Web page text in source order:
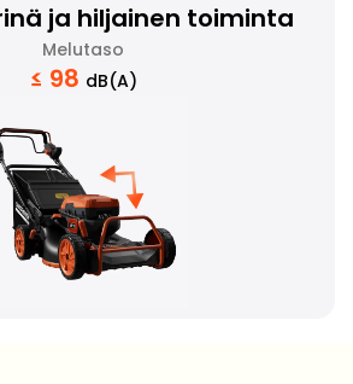
ja hiljainen toiminta
Melutaso
≤ 98 dB(A)